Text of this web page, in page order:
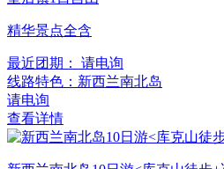
精华景点全含
最近团期： 请电询
线路特色：新西兰南北岛
请电询
查看详情